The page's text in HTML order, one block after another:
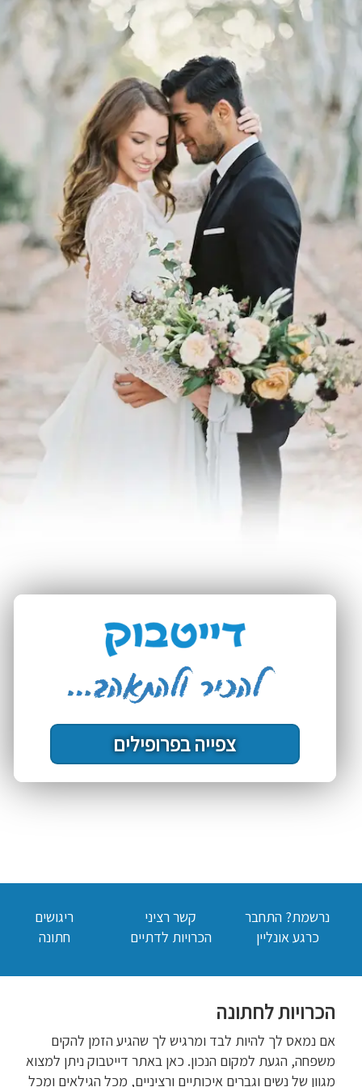
צפייה בפרופילים
ריגושים
חתונה
קשר רציני
הכרויות לדתיים
נרשמת? התחבר
כרגע אונליין
הכרויות לחתונה
אם נמאס לך להיות לבד ומרגיש לך שהגיע הזמן להקים
משפחה, הגעת למקום הנכון. כאן באתר דייטבוק ניתן למצוא
מגוון של נשים וגברים איכותיים ורציניים, מכל הגילאים ומכל